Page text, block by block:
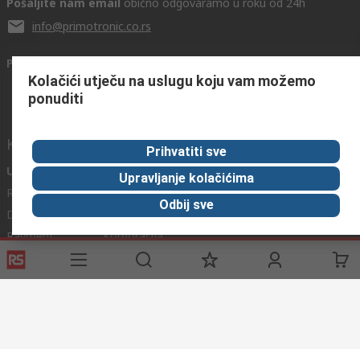
info@primotronic.co.rs
Povežite se s nama
Korisni linkovi
Usluge
Registrirajte
Delivery
Payment
Export
O RS-u
O RS-u
RS u svijetu
Korporacija
Industrijska
Industrijska Zona
Proizvodnja
Kolačići utječu na uslugu koju vam možemo
ponuditi
Prihvatiti sve
Upravljanje kolačićima
Odbij sve